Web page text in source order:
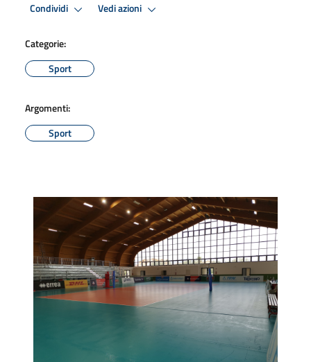
Condividi Vedi azioni
Categorie:
Sport
Argomenti:
Sport